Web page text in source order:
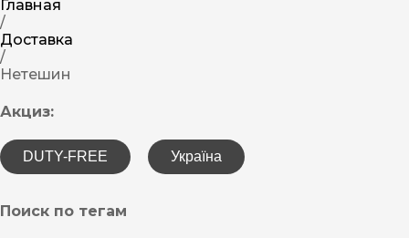
Главная
/
Доставка
/
Нетешин
Акциз:
DUTY-FREE Україна
Поиск по тегам